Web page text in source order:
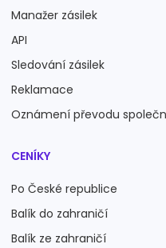
Manažer zásilek
API
Sledování zásilek
Reklamace
Oznámení převodu
CENÍKY
Po České republice
Balík do zahraničí
Balík ze zahraničí